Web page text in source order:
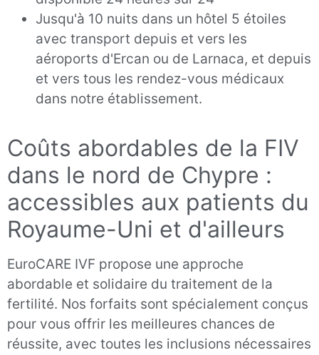
Jusqu'à 10 nuits dans un hôtel 5 étoiles
avec transport depuis et vers les
aéroports d'Ercan ou de Larnaca, et depuis
et vers tous les rendez-vous médicaux
dans notre établissement.
Coûts abordables de la FIV
dans le nord de Chypre :
accessibles aux patients du
Royaume-Uni et d'ailleurs
EuroCARE IVF propose une approche
abordable et solidaire du traitement de la
fertilité. Nos forfaits sont spécialement conçus
pour vous offrir les meilleures chances de
réussite, avec toutes les inclusions nécessaires